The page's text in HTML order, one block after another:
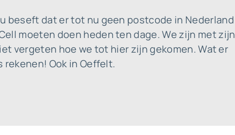
beseft dat er tot nu geen postcode in Nederland
moeten doen heden ten dage. We zijn met zijn
vergeten hoe we tot hier zijn gekomen. Wat er
Ook in Oeffelt.